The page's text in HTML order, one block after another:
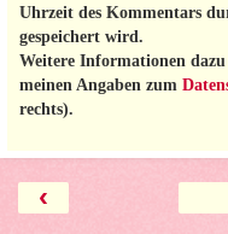
Uhrzeit des Kommentars
gespeichert wird.
Weitere Informationen
meinen Angaben zum
rechts).
‹